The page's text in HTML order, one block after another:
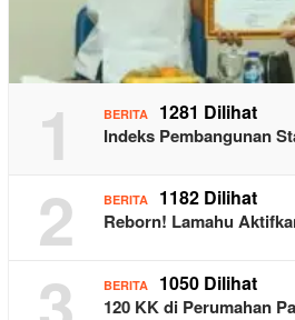
1 BERITA 1281 Dilihat
Indeks Pembangunan
2 BERITA 1182 Dilihat
Reborn! Lamahu
BERITA 1050 Dilihat
120 KK di Perumahan